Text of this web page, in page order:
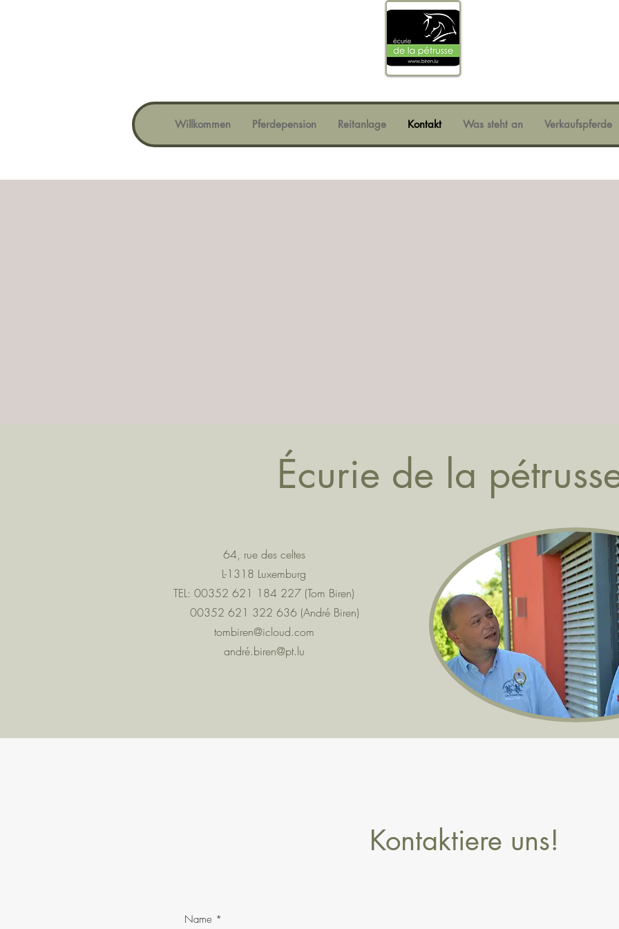
Willkommen Pferdepension Reitanlage Kontakt Was steht an Verkaufspferde
Écurie de la
64, rue des celtes
L-1318 Luxemburg
TEL: 00352 621 184 227 (Tom Biren)
00352 621 322 636 (André Biren)
tombiren@icloud.com
andré.biren@pt.lu
Kontaktiere uns!
Name